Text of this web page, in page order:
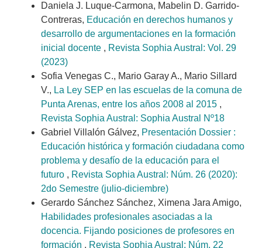
Daniela J. Luque-Carmona, Mabelin D. Garrido-
Contreras, Educación en derechos humanos y
desarrollo de argumentaciones en la formación
inicial docente , Revista Sophia Austral: Vol. 29
(2023)
Sofia Venegas C., Mario Garay A., Mario Sillard
V., La Ley SEP en las escuelas de la comuna de
Punta Arenas, entre los años 2008 al 2015 ,
Revista Sophia Austral: Sophia Austral Nº18
Gabriel Villalón Gálvez, Presentación Dossier :
Educación histórica y formación ciudadana como
problema y desafío de la educación para el
futuro , Revista Sophia Austral: Núm. 26 (2020):
2do Semestre (julio-diciembre)
Gerardo Sánchez Sánchez, Ximena Jara Amigo,
Habilidades profesionales asociadas a la
docencia. Fijando posiciones de profesores en
formación , Revista Sophia Austral: Núm. 22